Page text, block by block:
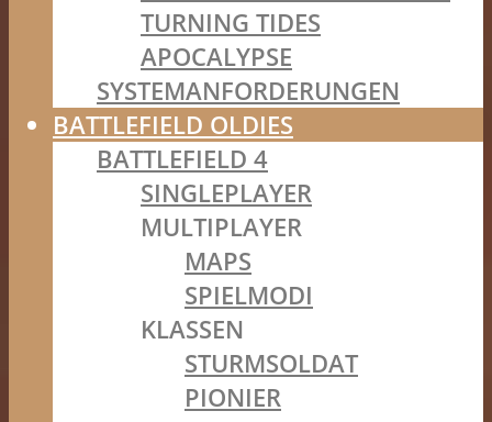
TURNING TIDES
APOCALYPSE
SYSTEMANFORDERUNGEN
BATTLEFIELD OLDIES
BATTLEFIELD 4
SINGLEPLAYER
MULTIPLAYER
MAPS
SPIELMODI
KLASSEN
STURMSOLDAT
PIONIER